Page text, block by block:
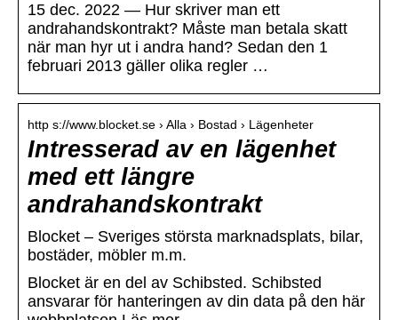
15 dec. 2022 — Hur skriver man ett
andrahandskontrakt? Måste man betala skatt
när man hyr ut i andra hand? Sedan den 1
februari 2013 gäller olika regler …
http s://www.blocket.se › Alla › Bostad › Lägenheter
Intresserad av en lägenhet
med ett längre
andrahandskontrakt
Blocket – Sveriges största marknadsplats, bilar,
bostäder, möbler m.m.
Blocket är en del av Schibsted. Schibsted
ansvarar för hanteringen av din data på den här